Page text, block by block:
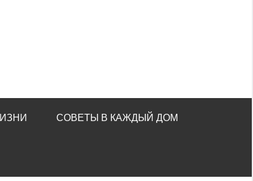
СОВЕТЫ В КАЖДЫЙ ДОМ